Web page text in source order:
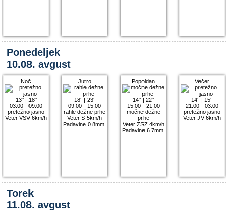
Ponedeljek
10.08. avgust
Noč
13°| 18°
03:00 - 09:00
pretežno jasno
Veter VSV 6km/h
Jutro
18°| 23°
09:00 - 15:00
rahle dežne prhe
Veter S 5km/h
Padavine 0.8mm.
Popoldan
14° |22°
15:00 - 21:00
močne dežne
prhe
Veter ZSZ 4km/h
Padavine 6.7mm.
Večer
14° | 15°
21:00 - 03:00
pretežno jasno
Veter JV 6km/h
Torek
11.08. avgust